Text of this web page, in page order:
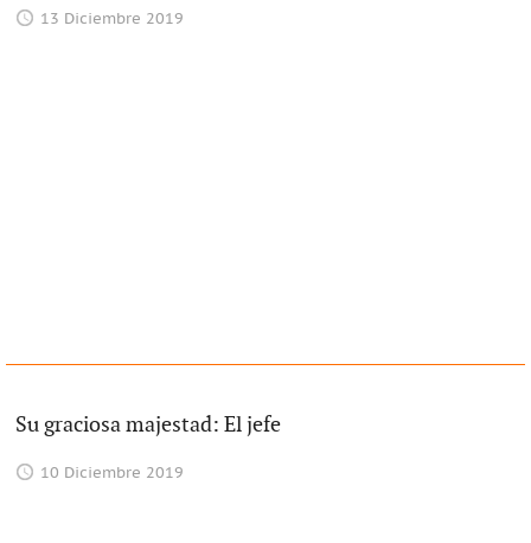
13 Diciembre 2019
Su graciosa majestad: El jefe
10 Diciembre 2019